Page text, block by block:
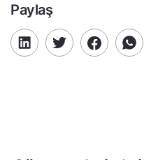
Paylaş